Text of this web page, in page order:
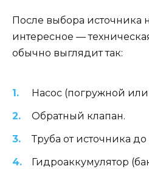
После выбора источника
интересное —
обычно выглядит так:
Насос (погружной
Обратный клапан.
Труба от источника
Гидроаккумулятор